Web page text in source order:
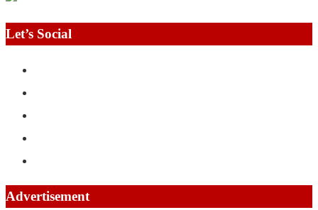
Let’s Social
Advertisement